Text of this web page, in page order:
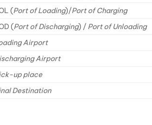
(Port of Loading)/Port of Charging
(Port of Discharging) / Port of Unloading
Airport
Airport
up place
Destination